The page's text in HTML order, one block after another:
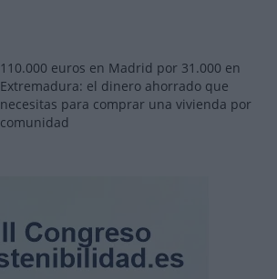
110.000 euros en Madrid por 31.000 en
Extremadura: el dinero ahorrado que
necesitas para comprar una vivienda por
comunidad